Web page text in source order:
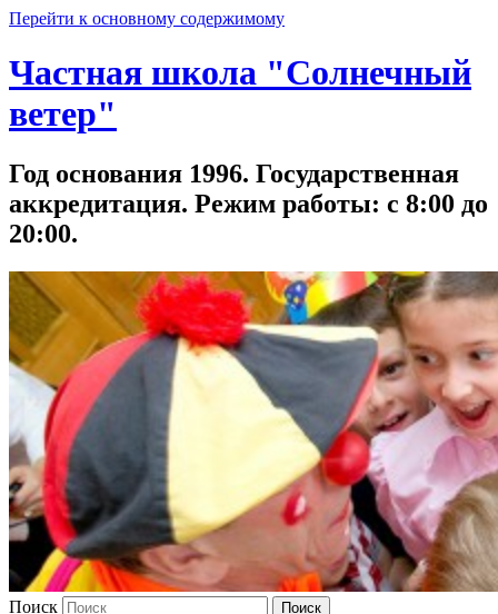
Перейти к основному содержимому
Частная школа "Солнечный
ветер"
Год основания 1996. Государственная
аккредитация. Режим работы: с 8:00 до
20:00.
Поиск